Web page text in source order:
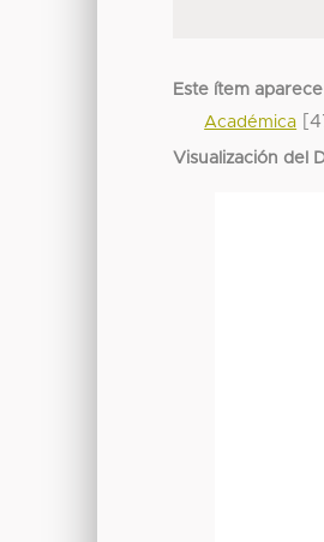
Este ítem
Académica
Visualización del